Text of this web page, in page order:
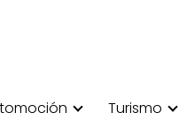
Turismo